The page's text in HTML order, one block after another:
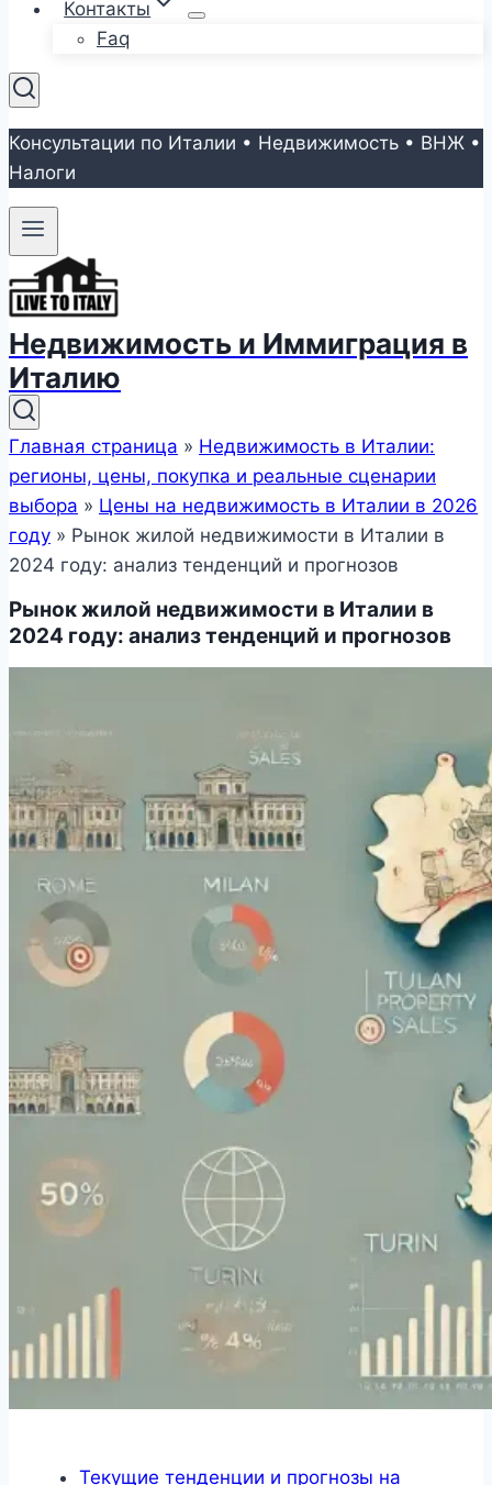
Контакты
Faq
Консультации по Италии • Недвижимость • ВНЖ •
Налоги
Недвижимость и Иммиграция в
Италию
Главная страница » Недвижимость в Италии:
регионы, цены, покупка и реальные сценарии
выбора » Цены на недвижимость в Италии в 2026
году » Рынок жилой недвижимости в Италии в
2024 году: анализ тенденций и прогнозов
Рынок жилой недвижимости в Италии в
2024 году: анализ тенденций и прогнозов
Текущие тенденции и прогнозы на